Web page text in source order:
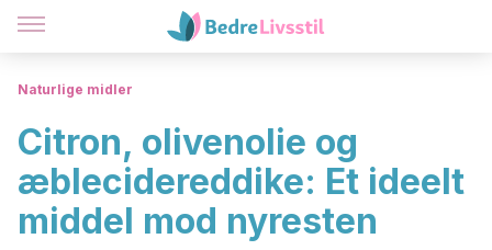
Naturlige midler
Citron, olivenolie og
æblecidereddike: Et ideelt
middel mod nyresten